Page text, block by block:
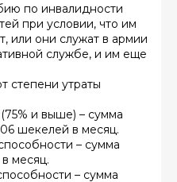
по инвалидности
при условии, что им
или они служат в армии
службе, и им еще
степени утраты
и выше) – сумма
шекелей в месяц.
– сумма
месяц.
– сумма